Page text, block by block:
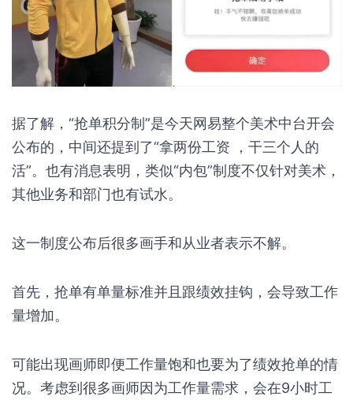
据了解，“抢单积分制”是今天网易整个美术中台开会
公布的，中间还提到了“拿两份工资 ，干三个人的
活”。也有消息表明，类似“内包”制度不仅针对美术，
其他业务和部门也有试水。
这一制度公布后很多画手和从业者表示不解。
首先，抢单有单量标准并且跟绩效挂钩，会导致工作
量增加。
可能出现画师即便工作量饱和也要为了绩效抢单的情
况。考虑到很多画师因为工作量需求，会在9小时工